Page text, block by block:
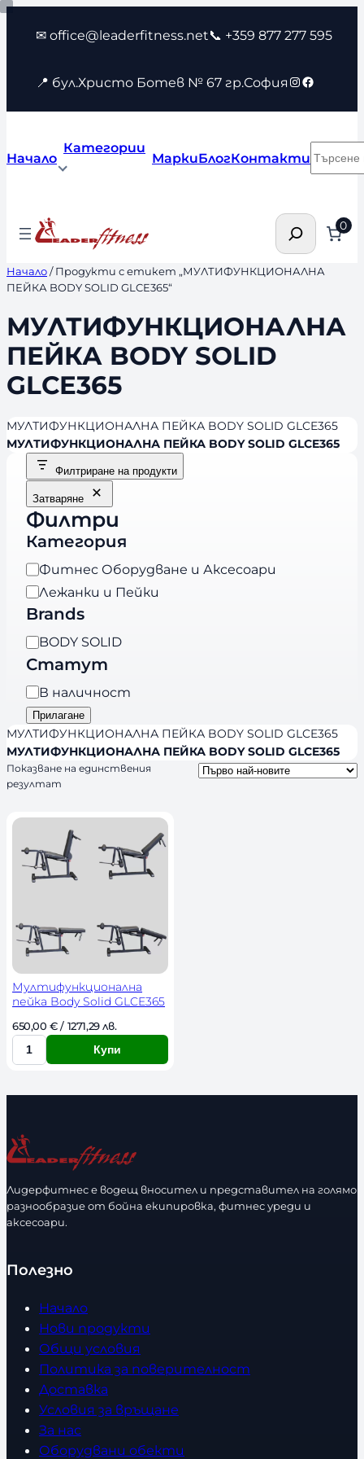
Към
съдържанието
✉ office@leaderfitness.net📞 +359 877 277 595
📍 бул.Христо Ботев № 67 гр.София Instagram
Facebook
Начало
Категории
МаркиБлогКонтакти
Търсене 0
Начало/ Продукти с етикет „МУЛТИФУНКЦИОНАЛНА
ПЕЙКА BODY SOLID GLCE365“
МУЛТИФУНКЦИОНАЛНА
ПЕЙКА BODY SOLID
GLCE365
МУЛТИФУНКЦИОНАЛНА ПЕЙКА BODY SOLID GLCE365
МУЛТИФУНКЦИОНАЛНА ПЕЙКА BODY SOLID GLCE365
Филтриране на продукти
Затваряне
Филтри
Категория
К
а
т
г
о
р
и
я
Фитнес Оборудване и Аксесоари
Лежанки и Пейки
Brands
B
r
a
n
d
s
BODY SOLID
Статут
Н
а
л
и
ч
н
т
В наличност
Прилагане
МУЛТИФУНКЦИОНАЛНА ПЕЙКА BODY SOLID GLCE365
МУЛТИФУНКЦИОНАЛНА ПЕЙКА BODY SOLID GLCE365
Показване на единствения
резултат
Мултифункционална
пейка Body Solid GLCE365
650,00 € / 1271,29 лв.
К
л
ч
е
т
в
Купи
Лидерфитнес е водещ вносител и представител на голямо
разнообразие от бойна екипировка, фитнес уреди и
аксесоари.
Полезно
Начало
Нови продукти
Общи условия
Политика за поверителност
Доставка
Условия за връщане
За нас
Оборудвани обекти